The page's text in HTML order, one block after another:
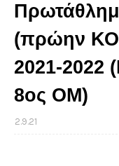
(πρώην
2021-2022
8ος ΟΜ)
2.9.21